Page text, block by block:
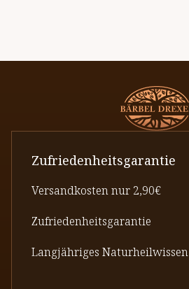
Zufriedenheitsgarantie
Versandkosten nur 2,90€
Zufriedenheitsgarantie
Langjähriges Naturheilwissen